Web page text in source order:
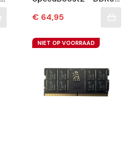
4800MHz (PC5-
38400) – Hoge
Betrouwbare...
Prijs
€ 64,95
NIET OP VOORRAAD